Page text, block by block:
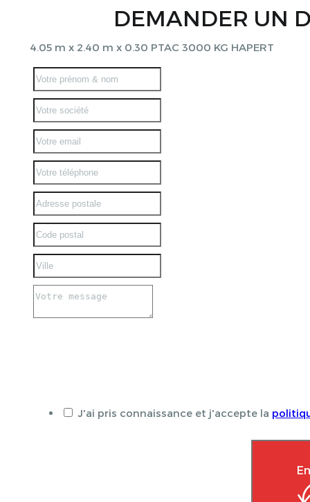
DEMANDER UN
4.05 m x 2.40 m x 0.30 PTAC 3000 KG HAPERT
J'ai pris connaissance et j'accepte la